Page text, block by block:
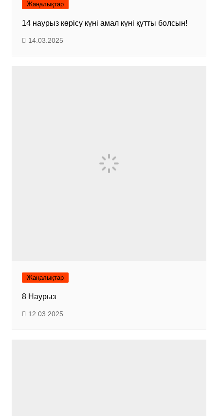
Жаңалықтар
14 наурыз көрісу күні амал күні құтты болсын!
14.03.2025
Жаңалықтар
8 Наурыз
12.03.2025